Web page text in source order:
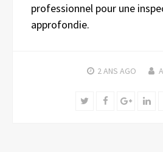
professionnel pour une
approfondie.
2 ANS AGO
TwitterFacebookGoogle+